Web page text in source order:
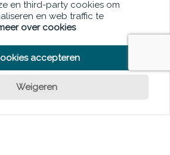
Adverteren
Contact
en third-party cookies om
en web traffic te
over cookies
accepteren
Weigeren